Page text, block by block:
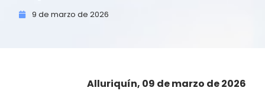
9 de marzo de 2026
Alluriquín, 09 de marzo de 2026